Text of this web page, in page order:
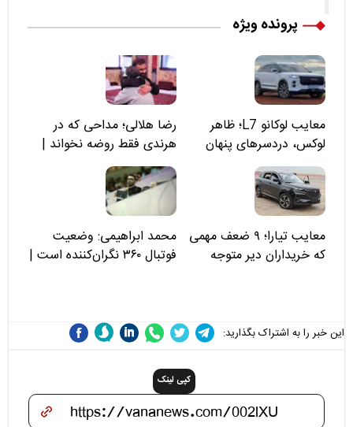
پرونده ویژه
معایب لوکانو L7؛ ظاهر
لوکس، دردسرهای پنهان
رضا هلالی؛ مداحی که در
هرندی فقط روضه نخواند |
مسئولان «تکیه‌گاه آقا مرتضی
علی(ع)» را جدی‌تر ببینند
معایب تیارا؛ ۹ ضعف مهمی
که خریداران دیر متوجه
محمد ابراهیمی: وضعیت
فوتبال ۳۶۰ نگران‌کننده است |
این خبر را به اشتراک بگذارید:
کپی لینک